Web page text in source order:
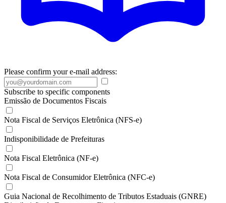
Please confirm your e-mail address:
Subscribe to specific components
Emissão de Documentos Fiscais
Nota Fiscal de Serviços Eletrônica (NFS-e)
Indisponibilidade de Prefeituras
Nota Fiscal Eletrônica (NF-e)
Nota Fiscal de Consumidor Eletrônica (NFC-e)
Guia Nacional de Recolhimento de Tributos Estaduais (GNRE)